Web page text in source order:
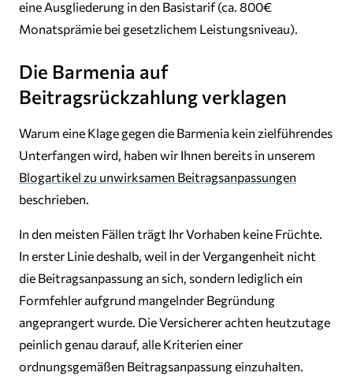
eine Ausgliederung in den Basistarif (ca. 800€
Monatsprämie bei gesetzlichem Leistungsniveau).
Die Barmenia auf
Beitragsrückzahlung verklagen
Warum eine Klage gegen die Barmenia kein zielführendes
Unterfangen wird, haben wir Ihnen bereits in unserem
Blogartikel zu unwirksamen Beitragsanpassungen
beschrieben.
In den meisten Fällen trägt Ihr Vorhaben keine Früchte.
In erster Linie deshalb, weil in der Vergangenheit nicht
die Beitragsanpassung an sich, sondern lediglich ein
Formfehler aufgrund mangelnder Begründung
angeprangert wurde. Die Versicherer achten heutzutage
peinlich genau darauf, alle Kriterien einer
ordnungsgemäßen Beitragsanpassung einzuhalten.